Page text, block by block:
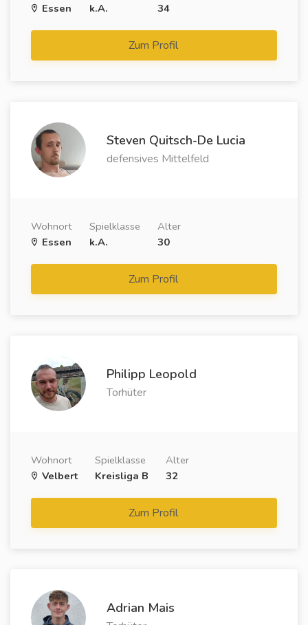
Essen
k.A.
34
Zum Profil
Steven Quitsch-De Lucia
defensives Mittelfeld
Wohnort
Essen
Spielklasse
k.A.
Alter
30
Zum Profil
Philipp Leopold
Torhüter
Wohnort
Velbert
Spielklasse
Kreisliga B
Alter
32
Zum Profil
Adrian Mais